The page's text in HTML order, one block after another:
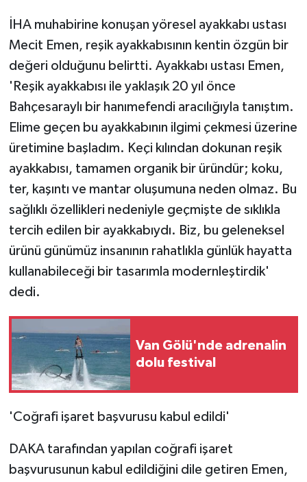
İHA muhabirine konuşan yöresel ayakkabı ustası
Mecit Emen, reşik ayakkabısının kentin özgün bir
değeri olduğunu belirtti. Ayakkabı ustası Emen,
'Reşik ayakkabısı ile yaklaşık 20 yıl önce
Bahçesaraylı bir hanımefendi aracılığıyla tanıştım.
Elime geçen bu ayakkabının ilgimi çekmesi üzerine
üretimine başladım. Keçi kılından dokunan reşik
ayakkabısı, tamamen organik bir üründür; koku,
ter, kaşıntı ve mantar oluşumuna neden olmaz. Bu
sağlıklı özellikleri nedeniyle geçmişte de sıklıkla
tercih edilen bir ayakkabıydı. Biz, bu geleneksel
ürünü günümüz insanının rahatlıkla günlük hayatta
kullanabileceği bir tasarımla modernleştirdik'
dedi.
Van Gölü'nde adrenalin
dolu festival
'Coğrafi işaret başvurusu kabul edildi'
DAKA tarafından yapılan coğrafi işaret
başvurusunun kabul edildiğini dile getiren Emen,
SİYASET
SPOR HABERLERİ
TEKNOLOJİ
Turizm
ÜLKE GÜNDEMİ
YAŞAM
YEREL
Yerel Haberler